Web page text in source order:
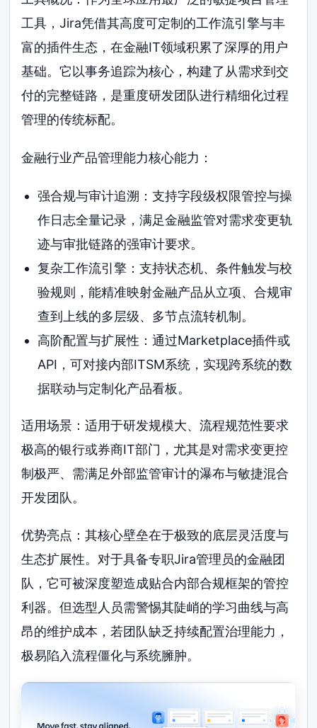
工具，Jira凭借其高度可定制的工作流引擎与丰
富的插件生态，在金融IT领域积累了深厚的用户
基础。它以事务追踪为核心，构建了从需求到交
付的完整链路，是重度研发团队进行精细化过程
管理的传统标配。
金融行业产品管理能力核心能力：
强合规与审计追溯：支持字段级权限管控与操
作日志全量记录，满足金融监管对需求变更轨
迹与审批链路的强审计要求。
复杂工作流引擎：支持状态机、条件触发与校
验规则，能精准映射金融产品从立项、合规审
查到上线的多层级、多节点流转机制。
高阶配置与扩展性：通过Marketplace插件或
API，可对接内部ITSM系统，实现跨系统的数
据联动与定制化产品看板。
适用场景：适用于研发规模大、流程规范性要求
极高的银行或券商IT部门，尤其是对需求变更控
制极严、需满足外部监管审计的瀑布与敏捷混合
开发团队。
优势亮点：其核心壁垒在于极致的底层灵活度与
生态扩展性。对于具备专职Jira管理员的金融团
队，它可被深度塑造成贴合内部合规框架的管控
利器。但选型人员需警惕其陡峭的学习曲线与高
昂的维护成本，若团队缺乏持续配置治理能力，
极易陷入流程僵化与系统臃肿。